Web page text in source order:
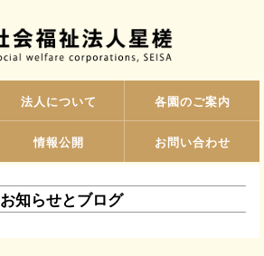
法人について 各園のご案内
情報公開 お問い合わせ
お知らせとブログ